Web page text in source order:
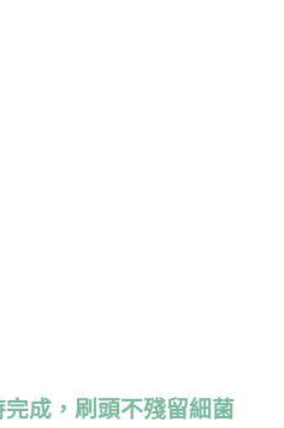
成，刷頭不殘留細菌